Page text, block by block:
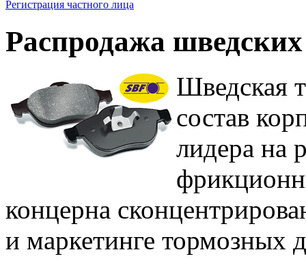
Регистрация частного лица
Распродажа
Шведская
состав
лидера
концерна
и маркетинге тормозных